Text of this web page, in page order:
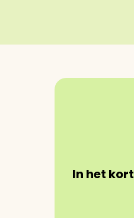
In het kort